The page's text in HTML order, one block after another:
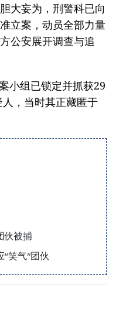
大妄为，刑警科已向
立案，动员全部力量
公安展开调查与追
小组已锁定并抓获29
，当时其正藏匿于
伙被捕
笑气”团伙